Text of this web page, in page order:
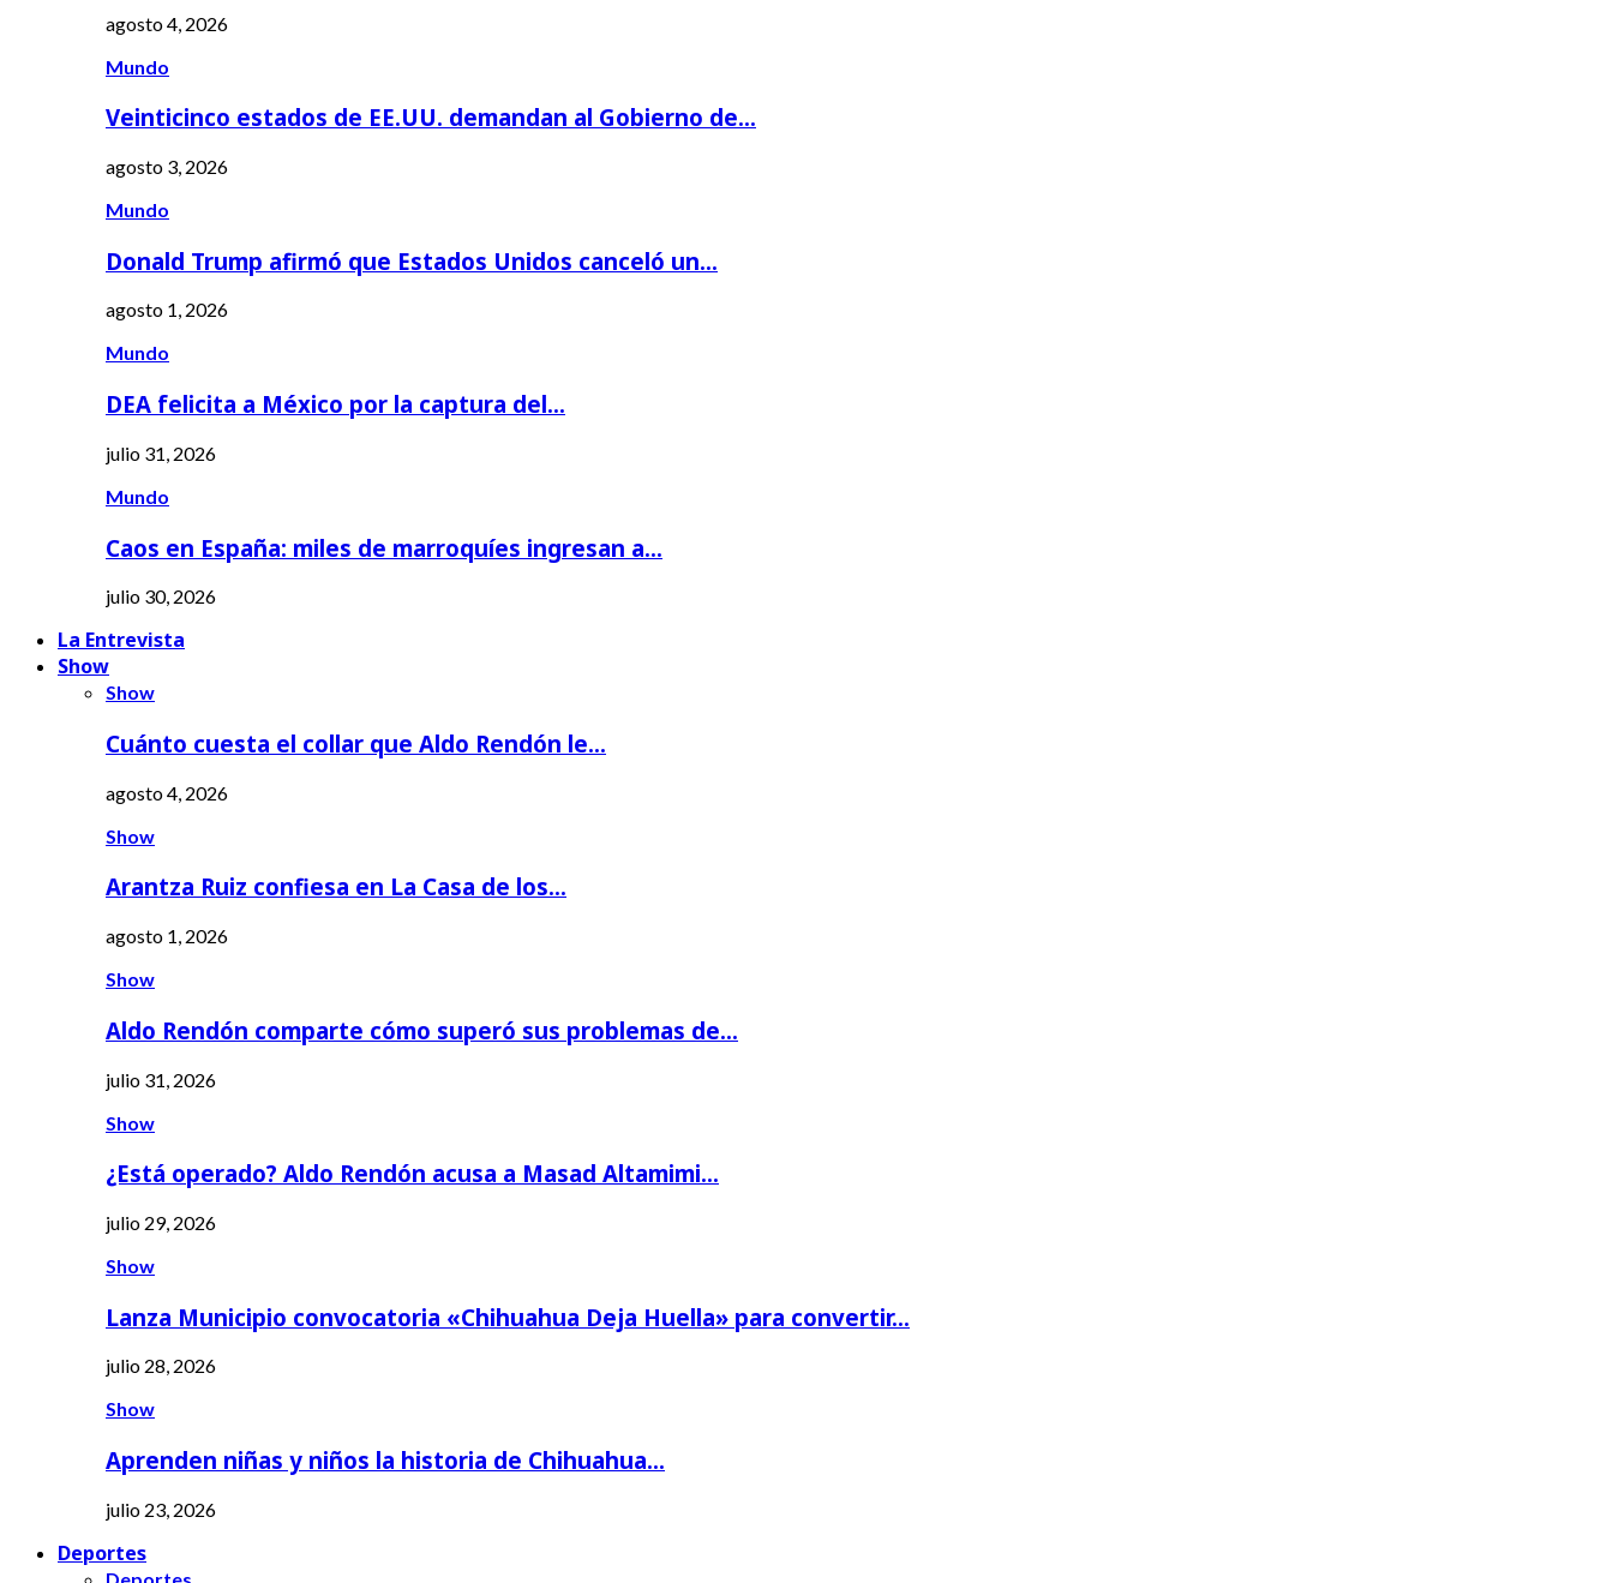
agosto 4, 2026
Mundo
Veinticinco estados de EE.UU. demandan al Gobierno de…
agosto 3, 2026
Mundo
Donald Trump afirmó que Estados Unidos canceló un…
agosto 1, 2026
Mundo
DEA felicita a México por la captura del…
julio 31, 2026
Mundo
Caos en España: miles de marroquíes ingresan a…
julio 30, 2026
La Entrevista
Show
Show
Cuánto cuesta el collar que Aldo Rendón le…
agosto 4, 2026
Show
Arantza Ruiz confiesa en La Casa de los…
agosto 1, 2026
Show
Aldo Rendón comparte cómo superó sus problemas de…
julio 31, 2026
Show
¿Está operado? Aldo Rendón acusa a Masad Altamimi…
julio 29, 2026
Show
Lanza Municipio convocatoria «Chihuahua Deja Huella» para convertir…
julio 28, 2026
Show
Aprenden niñas y niños la historia de Chihuahua…
julio 23, 2026
Deportes